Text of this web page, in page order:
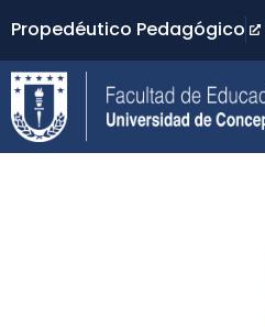
Propedéutico Pedagógico